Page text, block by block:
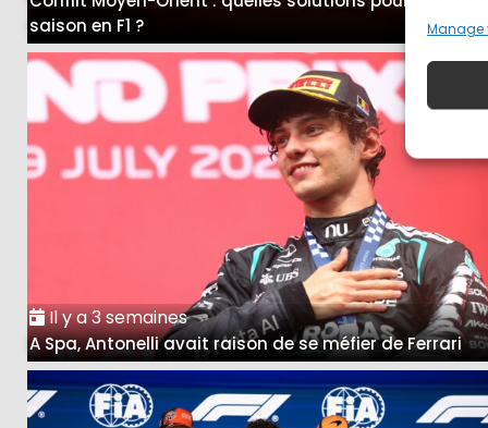
Manage
saison en F1 ?
Il y a 3 semaines
A Spa, Antonelli avait raison de se méfier de Ferrari